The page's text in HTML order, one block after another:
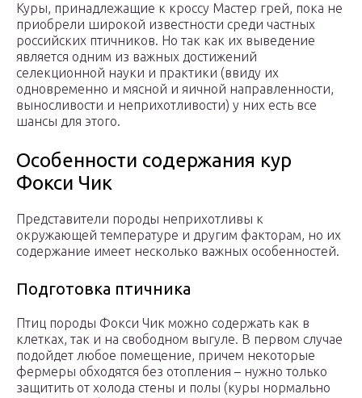
Куры, принадлежащие к кроссу Мастер грей, пока не
приобрели широкой известности среди частных
российских птичников. Но так как их выведение
является одним из важных достижений
селекционной науки и практики (ввиду их
одновременно и мясной и яичной направленности,
выносливости и неприхотливости) у них есть все
шансы для этого.
Особенности содержания кур
Фокси Чик
Представители породы неприхотливы к
окружающей температуре и другим факторам, но их
содержание имеет несколько важных особенностей.
Подготовка птичника
Птиц породы Фокси Чик можно содержать как в
клетках, так и на свободном выгуле. В первом случае
подойдет любое помещение, причем некоторые
фермеры обходятся без отопления – нужно только
защитить от холода стены и полы (куры нормально